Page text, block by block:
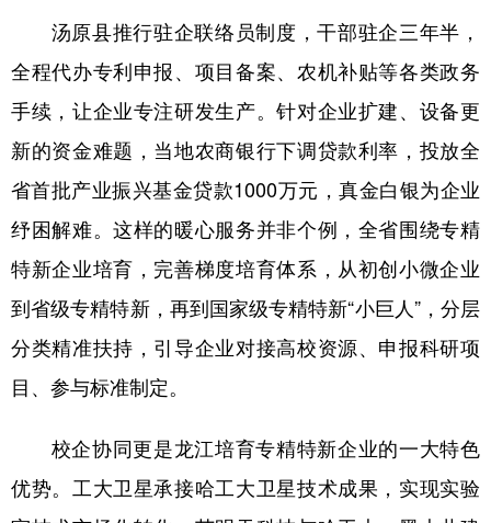
汤原县推行驻企联络员制度，干部驻企三年半，
全程代办专利申报、项目备案、农机补贴等各类政务
手续，让企业专注研发生产。针对企业扩建、设备更
新的资金难题，当地农商银行下调贷款利率，投放全
省首批产业振兴基金贷款1000万元，真金白银为企业
纾困解难。这样的暖心服务并非个例，全省围绕专精
特新企业培育，完善梯度培育体系，从初创小微企业
到省级专精特新，再到国家级专精特新“小巨人”，分层
分类精准扶持，引导企业对接高校资源、申报科研项
目、参与标准制定。
校企协同更是龙江培育专精特新企业的一大特色
优势。工大卫星承接哈工大卫星技术成果，实现实验